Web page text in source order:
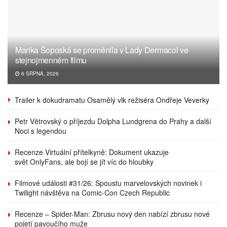
Marika Šoposká se proměnila v Lady Dermacol ve
stejnojmenném filmu
6 SRPNA, 2026
Trailer k dokudramatu Osamělý vlk režiséra Ondřeje Veverky
Petr Větrovský o příjezdu Dolpha Lundgrena do Prahy a další
Noci s legendou
Recenze Virtuální přítelkyně: Dokument ukazuje
svět OnlyFans, ale bojí se jít víc do hloubky
Filmové události #31/26: Spoustu marvelovských novinek i
Twilight návštěva na Comic-Con Czech Republic
Recenze – Spider-Man: Zbrusu nový den nabízí zbrusu nové
pojetí pavoučího muže